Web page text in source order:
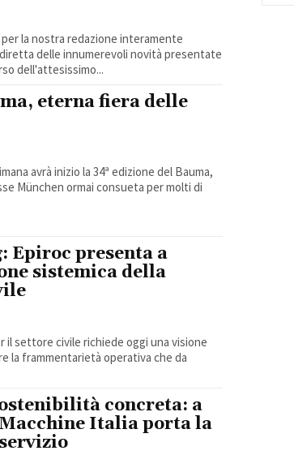
la nostra redazione interamente
delle innumerevoli novità presentate
dell'attesissimo...
eterna fiera delle
München ormai consueta per molti di
Epiroc presenta a
sistemica della
il settore civile richiede oggi una visione
la frammentarietà operativa che da
concreta: a
Italia porta la